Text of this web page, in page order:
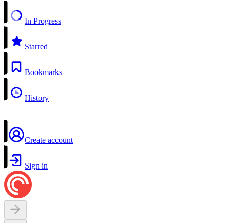
In Progress
Starred
Bookmarks
History
Create account
Sign in